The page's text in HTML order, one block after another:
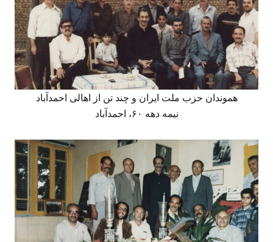
هموندان حزب ملت ایران و چند تن از اهالی احمدآباد
نیمه دهه ۶۰، احمدآباد